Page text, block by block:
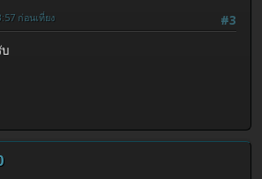
#3
ก่อนเที่ยง